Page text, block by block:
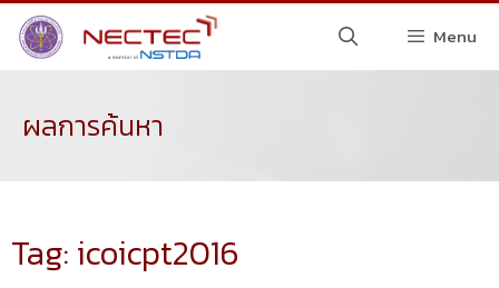
Menu
ผลการค้นหา
Tag: icoicpt2016